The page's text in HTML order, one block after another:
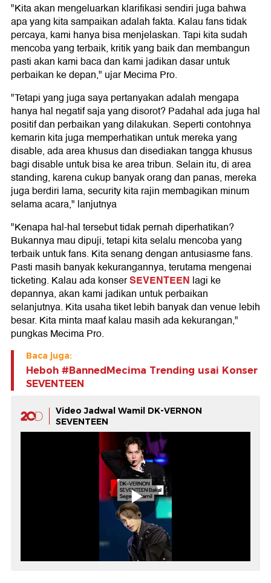
"Kita akan mengeluarkan klarifikasi sendiri juga bahwa
apa yang kita sampaikan adalah fakta. Kalau fans tidak
percaya, kami hanya bisa menjelaskan. Tapi kita sudah
mencoba yang terbaik, kritik yang baik dan membangun
pasti akan kami baca dan kami jadikan dasar untuk
perbaikan ke depan," ujar Mecima Pro.
"Tetapi yang juga saya pertanyakan adalah mengapa
hanya hal negatif saja yang disorot? Padahal ada juga hal
positif dan perbaikan yang dilakukan. Seperti contohnya
kemarin kita juga memperhatikan untuk mereka yang
disable, ada area khusus dan disediakan tangga khusus
bagi disable untuk bisa ke area tribun. Selain itu, di area
standing, karena cukup banyak orang dan panas, mereka
juga berdiri lama, security kita rajin membagikan minum
selama acara," lanjutnya
"Kenapa hal-hal tersebut tidak pernah diperhatikan?
Bukannya mau dipuji, tetapi kita selalu mencoba yang
terbaik untuk fans. Kita senang dengan antusiasme fans.
Pasti masih banyak kekurangannya, terutama mengenai
ticketing. Kalau ada konserSEVENTEEN lagi ke
depannya, akan kami jadikan untuk perbaikan
selanjutnya. Kita usaha tiket lebih banyak dan venue lebih
besar. Kita minta maaf kalau masih ada kekurangan,"
pungkas Mecima Pro.
Baca juga:
Heboh #BannedMecima Trending usai Konser
SEVENTEEN
Video Jadwal Wamil DK-VERNON
SEVENTEEN